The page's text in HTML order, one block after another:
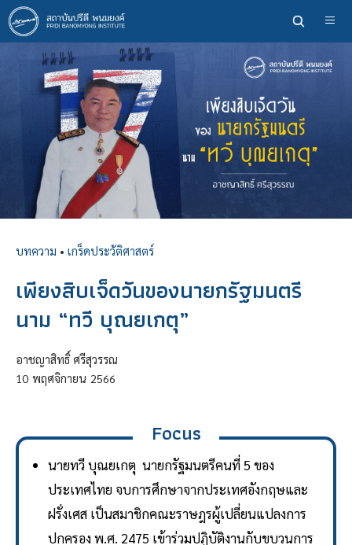
ข้าม
ไป
ยัง
บทความ • เกร็ดประวัติศาสตร์
เพียงสิบเจ็ดวันของนายกรัฐมนตรี
นาม “ทวี บุณยเกตุ”
อาชญาสิทธิ์ ศรีสุวรรณ
10 พฤศจิกายน 2566
Focus
นายทวี บุณยเกตุ นายกรัฐมนตรีคนที่ 5 ของ
ประเทศไทย จบการศึกษาจากประเทศอังกฤษและ
ฝรั่งเศส เป็นสมาชิกคณะราษฎรผู้เปลี่ยนแปลงการ
ปกครอง พ.ศ. 2475 เข้าร่วมปฏิบัติงานกับขบวนการ